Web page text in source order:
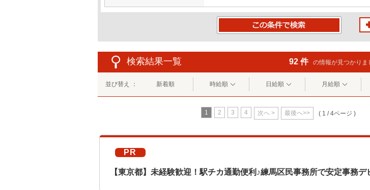
検索結果一覧 92 件 の情報が見つかりま
並び替え ： 新着順 時給順 日給順 月給順
1 2 3 4 次へ > 最後へ>> ( 1 / 4ページ )
PR
【東京都】未経験歓迎！駅チカ通勤便利♪練馬区民事務所で安定事務デ